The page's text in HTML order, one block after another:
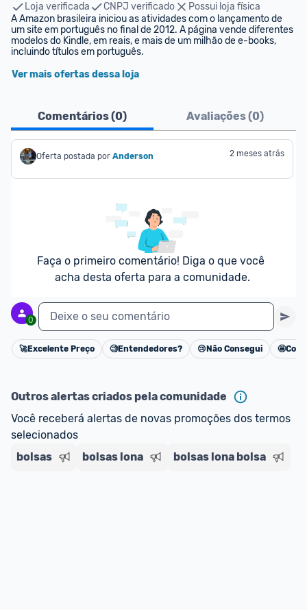
Loja verificada
CNPJ verificado
Possui loja física
A Amazon brasileira iniciou as atividades com o lançamento de
um site em português no final de 2012. A página vende diferentes
modelos do Kindle, em reais, e mais de um milhão de e-books,
incluindo títulos em português.
Ver mais ofertas dessa loja
Comentários (0) Avaliações (0)
Oferta postada por Anderson 2 meses atrás
Faça o primeiro comentário! Diga o que você
acha desta oferta para a comunidade.
0 Deixe o seu comentário
Cancelar
🚀Excelente Preço 🧐Entendedores? 😢 Não Consegui 🤩
Outros alertas criados pela comunidade
Você receberá alertas de novas promoções dos termos
selecionados
bolsas
bolsas lona bolsas lona bolsa